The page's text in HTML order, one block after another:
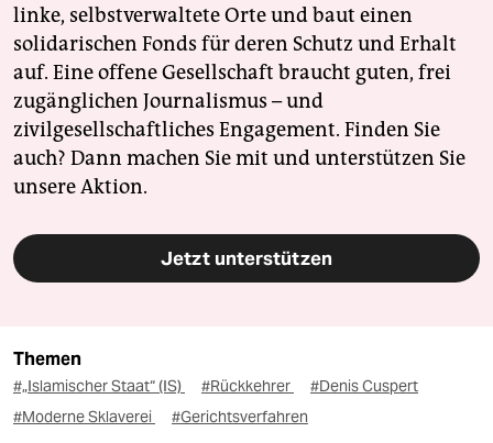
linke, selbstverwaltete Orte und baut einen
solidarischen Fonds für deren Schutz und Erhalt
auf. Eine offene Gesellschaft braucht guten, frei
zugänglichen Journalismus – und
zivilgesellschaftliches Engagement. Finden Sie
auch? Dann machen Sie mit und unterstützen Sie
unsere Aktion.
Jetzt unterstützen
Themen
#„Islamischer Staat“ (IS) #Rückkehrer
#Denis Cuspert
#Moderne Sklaverei
#Gerichtsverfahren